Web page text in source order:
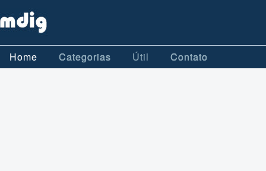
Home Categorias Útil Contato